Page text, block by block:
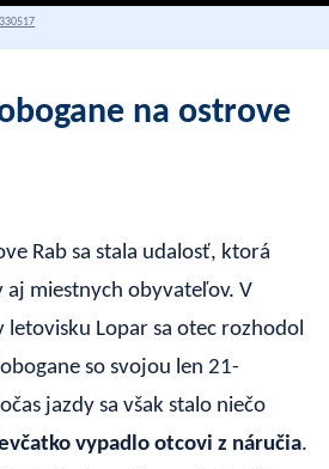
na ostrove
Rab sa stala udalosť, ktorá
miestnych obyvateľov. V
Lopar sa otec rozhodol
so svojou len 21-
jazdy sa však stalo niečo
vypadlo otcovi z náručia.